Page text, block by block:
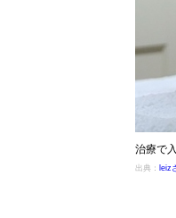
治療で
出典： leiz